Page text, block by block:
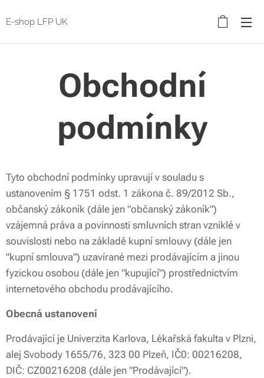
E-shop LFP UK
Obchodní
podmínky
Tyto obchodní podmínky upravují v souladu s
ustanovením § 1751 odst. 1 zákona č. 89/2012 Sb.,
občanský zákoník (dále jen "občanský zákoník")
vzájemná práva a povinnosti smluvních stran vzniklé v
souvislosti nebo na základě kupní smlouvy (dále jen
"kupní smlouva") uzavírané mezi prodávajícím a jinou
fyzickou osobou (dále jen "kupující") prostřednictvím
internetového obchodu prodávajícího.
Obecná ustanovení
Prodávající je Univerzita Karlova, Lékařská fakulta v Plzni,
alej Svobody 1655/76, 323 00 Plzeň, IČ0: 00216208,
DIČ: CZ00216208 (dále jen "Prodávající").